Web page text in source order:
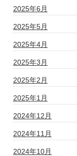
2025年6月
2025年5月
2025年4月
2025年3月
2025年2月
2025年1月
2024年12月
2024年11月
2024年10月